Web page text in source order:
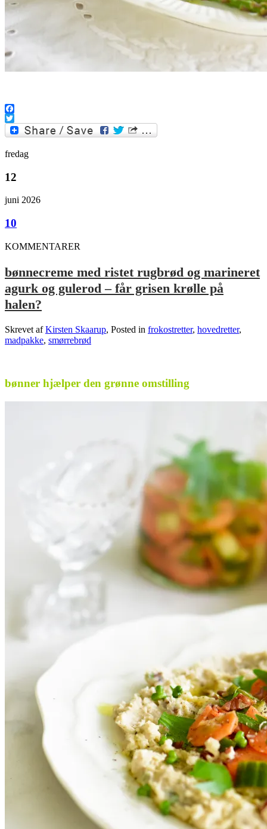
Facebook
Twitter
fredag
12
juni 2026
10
KOMMENTARER
bønnecreme med ristet rugbrød og marineret
agurk og gulerod – får grisen krølle på
halen?
Skrevet afKirsten Skaarup, Posted in frokostretter, hovedretter,
madpakke, smørrebrød
bønner hjælper den grønne omstilling